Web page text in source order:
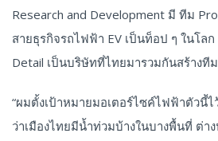
Research and Development มี ทีม
สายธุรกิจรถไฟฟ้า EV เป็นท็อป ๆ ในโล
Detail เป็นบริษัทที่ไทยมารวมกันสร้างที
“ผมตั้งเป้าหมายมอเตอร์ไซค์ไฟฟ้าตัวนี้ไ
ว่าเมืองไทยมีน้ำท่วมบ้างในบางพื้นที่ ต่า